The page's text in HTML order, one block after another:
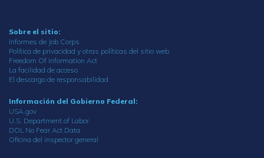
Sobre el sitio:
Informes de Job Corps
Política de privacidad y otras políticas del sitio web
Freedom Of Information Act
La facilidad de acceso
El descargo de responsabilidad
Información del Gobierno Federal:
USA.gov
U.S. Department of Labor
DOL No Fear Act Data
Oficina del inspector general